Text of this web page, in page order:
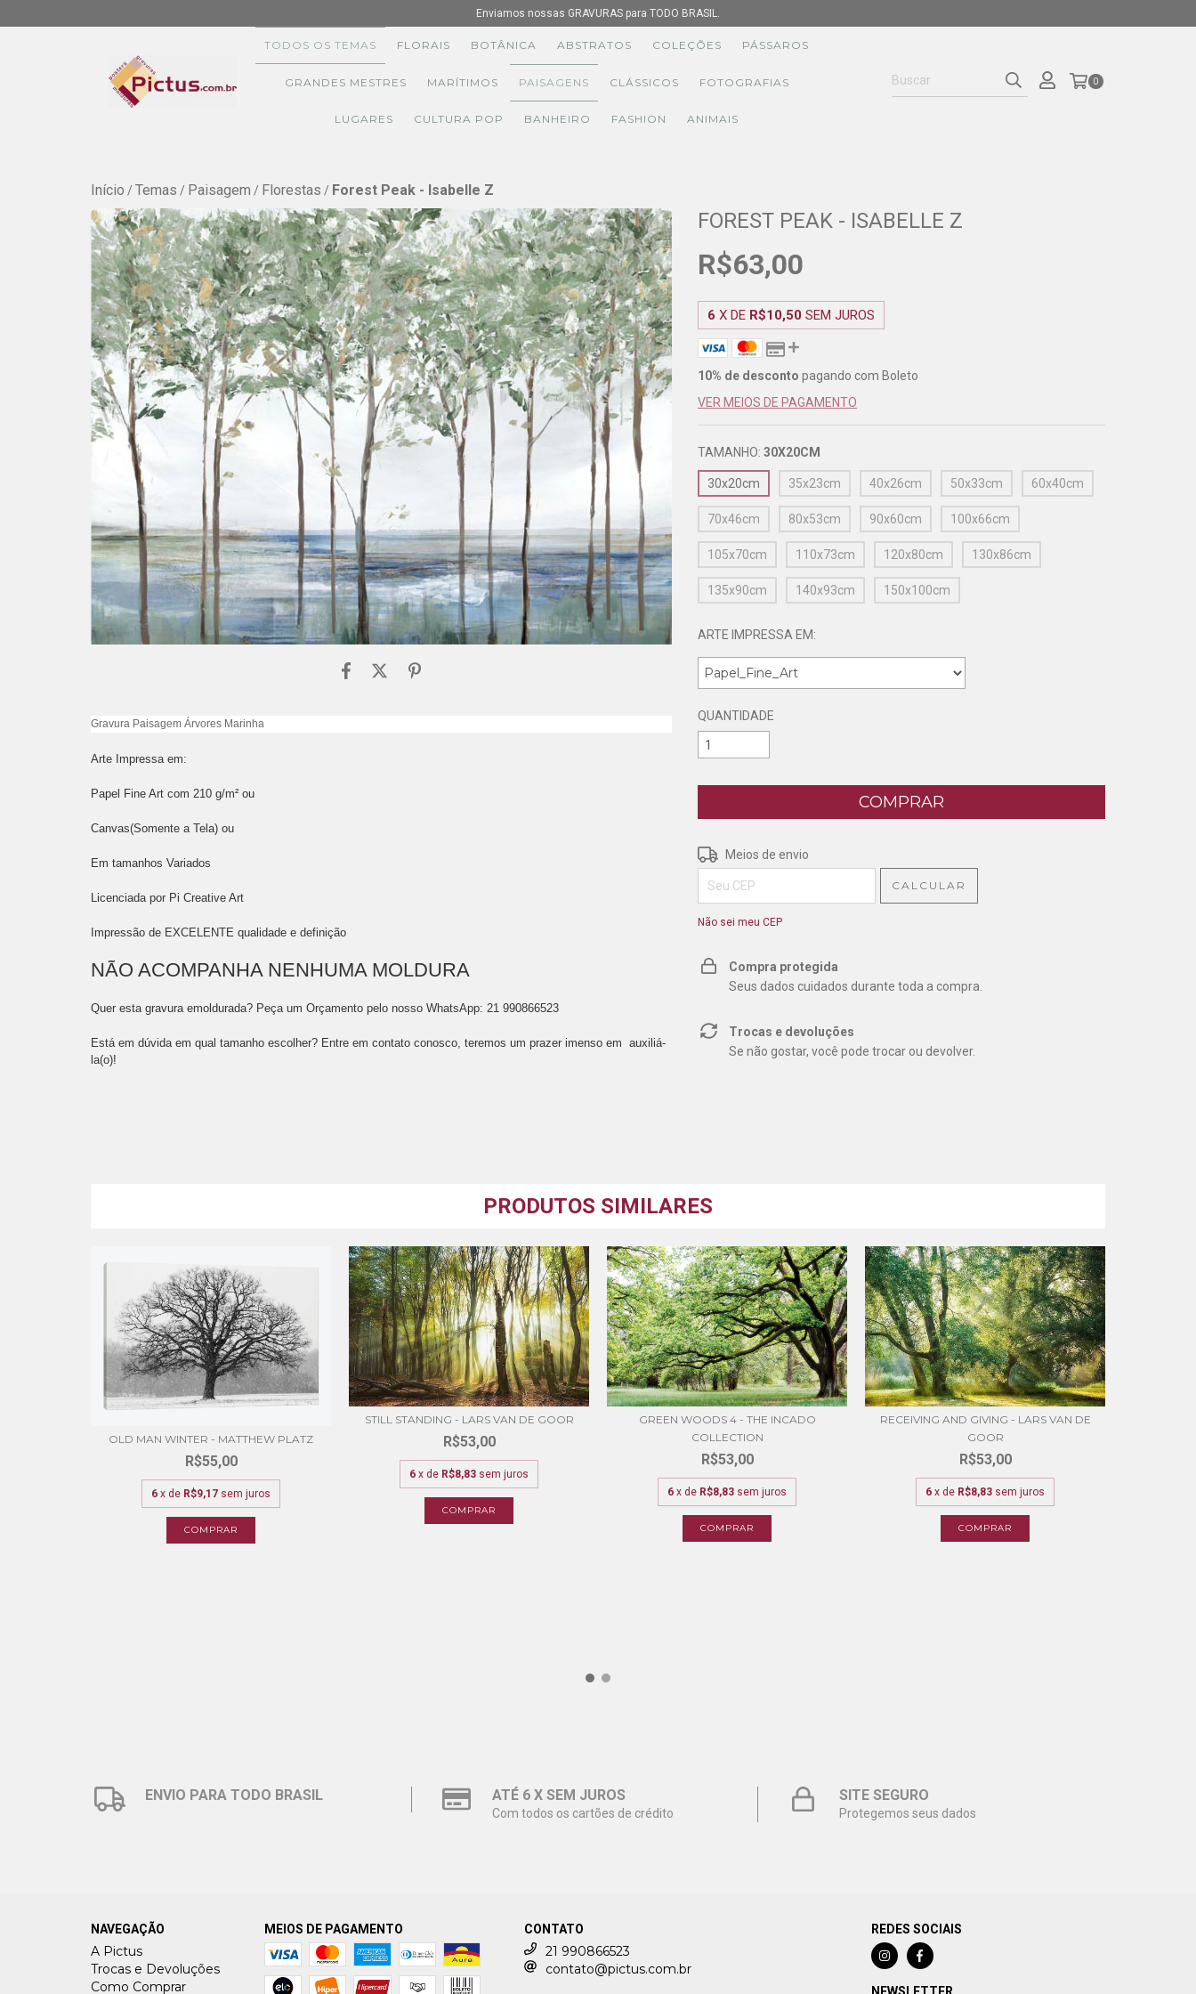
Enviamos nossas GRAVURAS para TODO BRASIL.
TODOS OS TEMAS FLORAIS BOTÂNICA ABSTRATOS COLEÇÕES PÁSSAROS
GRANDES MESTRES MARÍTIMOS PAISAGENS CLÁSSICOS FOTOGRAFIAS
LUGARES CULTURA POP BANHEIRO FASHION ANIMAIS
0
Início / Temas / Paisagem / Florestas / Forest Peak - Isabelle Z
Gravura Paisagem Árvores Marinha
Arte Impressa em:
Papel Fine Art com 210 g/m² ou
Canvas(Somente a Tela) ou
Em tamanhos Variados
Licenciada por Pi Creative Art
Impressão de EXCELENTE qualidade e definição
NÃO ACOMPANHA NENHUMA MOLDURA
Quer esta gravura emoldurada? Peça um Orçamento pelo nosso WhatsApp: 21 990866523
Está em dúvida em qual tamanho escolher? Entre em contato conosco, teremos um prazer imenso em auxiliá-
la(o)!
FOREST PEAK - ISABELLE Z
R$63,00
6 X DE R$10,50 SEM JUROS
10% de desconto pagando com Boleto
VER MEIOS DE PAGAMENTO
TAMANHO: 30X20CM
30x20cm 35x23cm 40x26cm 50x33cm 60x40cm
70x46cm 80x53cm 90x60cm 100x66cm
105x70cm 110x73cm 120x80cm 130x86cm
135x90cm 140x93cm 150x100cm
ARTE IMPRESSA EM:
QUANTIDADE
Entregas para o CEP:
Meios de envio
CALCULAR
Não sei meu CEP
Compra protegida
Seus dados cuidados durante toda a compra.
Trocas e devoluções
Se não gostar, você pode trocar ou devolver.
PRODUTOS SIMILARES
OLD MAN WINTER - MATTHEW PLATZ
R$55,00
6 x de R$9,17 sem juros
COMPRAR
STILL STANDING - LARS VAN DE GOOR
R$53,00
6 x de R$8,83 sem juros
COMPRAR
GREEN WOODS 4 - THE INCADO
COLLECTION
R$53,00
6 x de R$8,83 sem juros
COMPRAR
RECEIVING AND GIVING - LARS VAN DE
GOOR
R$53,00
6 x de R$8,83 sem juros
COMPRAR
ENVIO PARA TODO BRASIL ATÉ 6 X SEM JUROS
Com todos os cartões de crédito
SITE SEGURO
Protegemos seus dados
NAVEGAÇÃO
A Pictus
Trocas e Devoluções
Como Comprar
MEIOS DE PAGAMENTO CONTATO
21 990866523
contato@pictus.com.br
REDES SOCIAIS
NEWSLETTER